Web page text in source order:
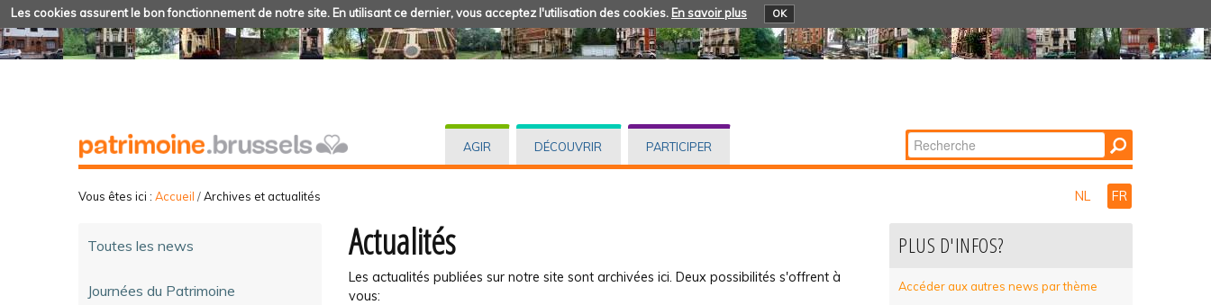
Les cookies assurent le bon fonctionnement de notre site. En utilisant ce dernier, vous acceptez l'utilisation des cookies. En savoir plus OK
AGIR DÉCOUVRIR PARTICIPER Chercher par
Recherche
Vous êtes ici : Accueil /Archives et actualités NL FR
Toutes les news
Journées du Patrimoine
Actualités
Les actualités publiées sur notre site sont archivées ici. Deux possibilités s'offrent à
vous:
PLUS D'INFOS?
Accéder aux autres news par thème